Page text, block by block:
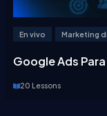
En vivo Marketing
Google Ads
20 Lessons